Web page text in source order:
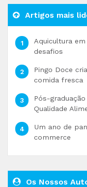
Artigos mais
Aquicultura
desafios
Pingo Doce
comida fresca
Pós-
Qualidade
Um ano de
commerce
Os Nossos